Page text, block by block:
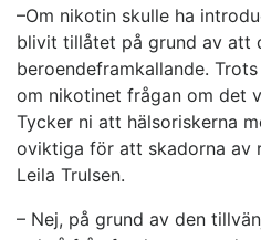
–Om nikotin skulle ha
blivit tillåtet på grund av att
beroendeframkallande.
om nikotinet frågan om det
Tycker ni att hälsoriskerna
oviktiga för att skadorna av
Leila Trulsen.
– Nej, på grund av den